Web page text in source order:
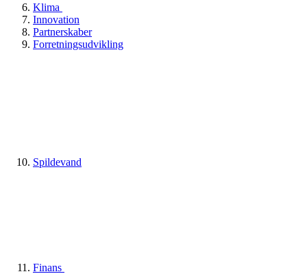
Klima
Innovation
Partnerskaber
Forretningsudvikling
Spildevand
Finans